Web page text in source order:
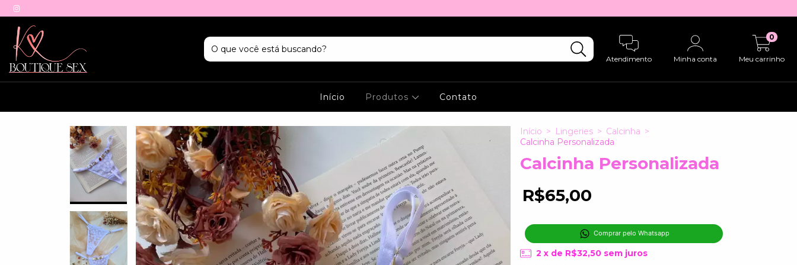
Atendimento Minha conta Meu carrinho
0
Início Produtos Contato
Início > Lingeries > Calcinha >
Calcinha Personalizada
Calcinha Personalizada
R$65,00
Comprar pelo Whatsapp
2 x de R$32,50 sem juros